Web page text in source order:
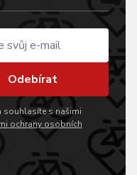
Odebírat
souhlasíte s našimi
ochrany osobních